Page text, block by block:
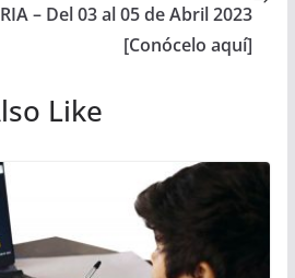
– Del 03 al 05 de Abril 2023
[Conócelo aquí]
Like